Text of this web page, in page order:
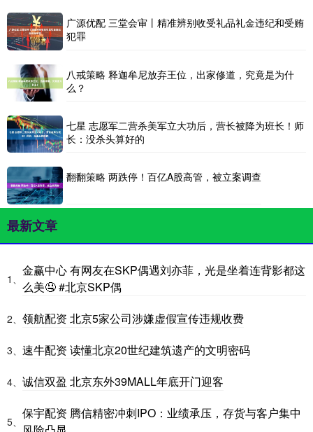
广源优配 三堂会审丨精准辨别收受礼品礼金违纪和受贿
犯罪
八戒策略 释迦牟尼放弃王位，出家修道，究竟是为什
么？
七星 志愿军二营杀美军立大功后，营长被降为班长！师
长：没杀头算好的
翻翻策略 两跌停！百亿A股高管，被立案调查
最新文章
1、
金赢中心 有网友在SKP偶遇刘亦菲，光是坐着连背影都这
么美🤤 #北京SKP偶
2、 领航配资 北京5家公司涉嫌虚假宣传违规收费
3、 速牛配资 读懂北京20世纪建筑遗产的文明密码
4、 诚信双盈 北京东外39MALL年底开门迎客
5、
保宇配资 腾信精密冲刺IPO：业绩承压，存货与客户集中